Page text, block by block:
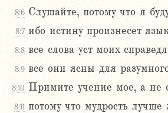
8:6 Слушайте, потому что я
8:7 ибо истину произнесет
8:8 все слова уст моих
8:9 все они ясны для
8:10 Примите учение мое, а не
8:11 потому что мудрость